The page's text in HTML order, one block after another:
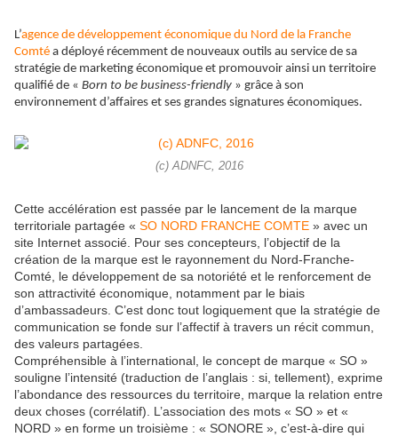
L’agence de développement économique du Nord de la Franche
Comté a déployé récemment de nouveaux outils au service de sa
stratégie de marketing économique et promouvoir ainsi un territoire
qualifié de « Born to be business-friendly » grâce à son
environnement d’affaires et ses grandes signatures économiques.
(c) ADNFC, 2016
Cette accélération est passée par le lancement de la marque
territoriale partagée « SO NORD FRANCHE COMTE » avec un
site Internet associé. Pour ses concepteurs, l’objectif de la
création de la marque est le rayonnement du Nord-Franche-
Comté, le développement de sa notoriété et le renforcement de
son attractivité économique, notamment par le biais
d’ambassadeurs. C’est donc tout logiquement que la stratégie de
communication se fonde sur l’affectif à travers un récit commun,
des valeurs partagées.
Compréhensible à l’international, le concept de marque « SO »
souligne l’intensité (traduction de l’anglais : si, tellement), exprime
l’abondance des ressources du territoire, marque la relation entre
deux choses (corrélatif). L’association des mots « SO » et «
NORD » en forme un troisième : « SONORE », c’est-à-dire qui